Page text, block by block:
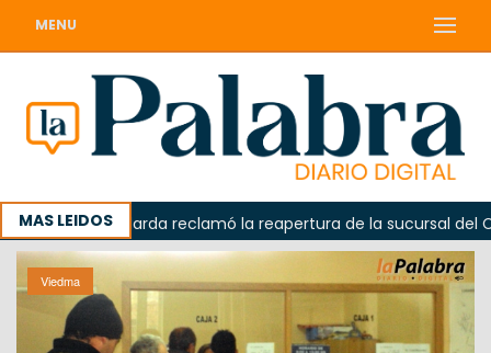
MENU
MAS LEIDOS
Odarda reclamó la reapertura de la sucursal del
Viedma